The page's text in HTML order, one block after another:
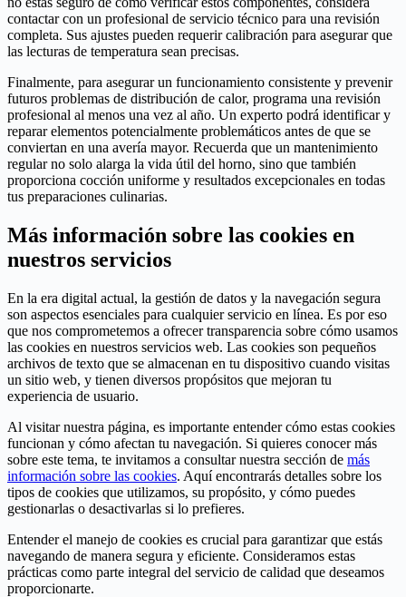
contactar con un profesional de servicio técnico para una revisión
completa. Sus ajustes pueden requerir calibración para asegurar que
las lecturas de temperatura sean precisas.
Finalmente, para asegurar un funcionamiento consistente y prevenir
futuros problemas de distribución de calor, programa una revisión
profesional al menos una vez al año. Un experto podrá identificar y
reparar elementos potencialmente problemáticos antes de que se
conviertan en una avería mayor. Recuerda que un mantenimiento
regular no solo alarga la vida útil del horno, sino que también
proporciona cocción uniforme y resultados excepcionales en todas
tus preparaciones culinarias.
Más información sobre las cookies en
nuestros servicios
En la era digital actual, la gestión de datos y la navegación segura
son aspectos esenciales para cualquier servicio en línea. Es por eso
que nos comprometemos a ofrecer transparencia sobre cómo usamos
las cookies en nuestros servicios web. Las cookies son pequeños
archivos de texto que se almacenan en tu dispositivo cuando visitas
un sitio web, y tienen diversos propósitos que mejoran tu
experiencia de usuario.
Al visitar nuestra página, es importante entender cómo estas cookies
funcionan y cómo afectan tu navegación. Si quieres conocer más
sobre este tema, te invitamos a consultar nuestra sección de más
información sobre las cookies. Aquí encontrarás detalles sobre los
tipos de cookies que utilizamos, su propósito, y cómo puedes
gestionarlas o desactivarlas si lo prefieres.
Entender el manejo de cookies es crucial para garantizar que estás
navegando de manera segura y eficiente. Consideramos estas
prácticas como parte integral del servicio de calidad que deseamos
proporcionarte.